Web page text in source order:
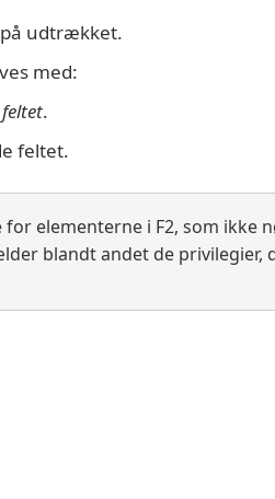
udtrækket.
med:
feltet.
feltet.
elementerne i F2, som ikke
blandt andet de privilegier,